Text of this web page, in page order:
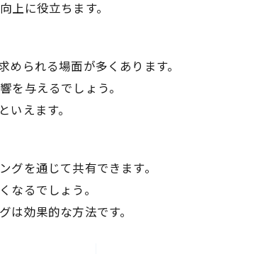
上に役立ちます。
られる場面が多くあります。
を与えるでしょう。
えます。
を通じて共有できます。
なるでしょう。
効果的な方法です。